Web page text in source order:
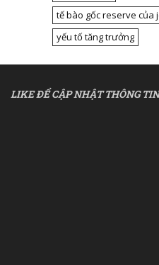
tế bào gốc reserve của
yếu tố tăng trưởng
LIKE ĐỂ CẬP NHẬT THÔNG